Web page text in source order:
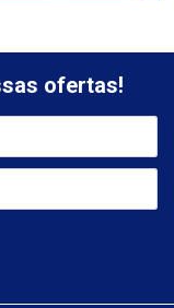
ofertas!